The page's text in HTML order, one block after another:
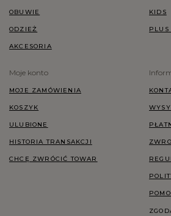
OBUWIE
ODZIEŻ
AKCESORIA
KIDS
PLUS
Moje konto
MOJE ZAMÓWIENIA
KOSZYK
ULUBIONE
HISTORIA TRANSAKCJI
CHCĘ ZWRÓCIĆ TOWAR